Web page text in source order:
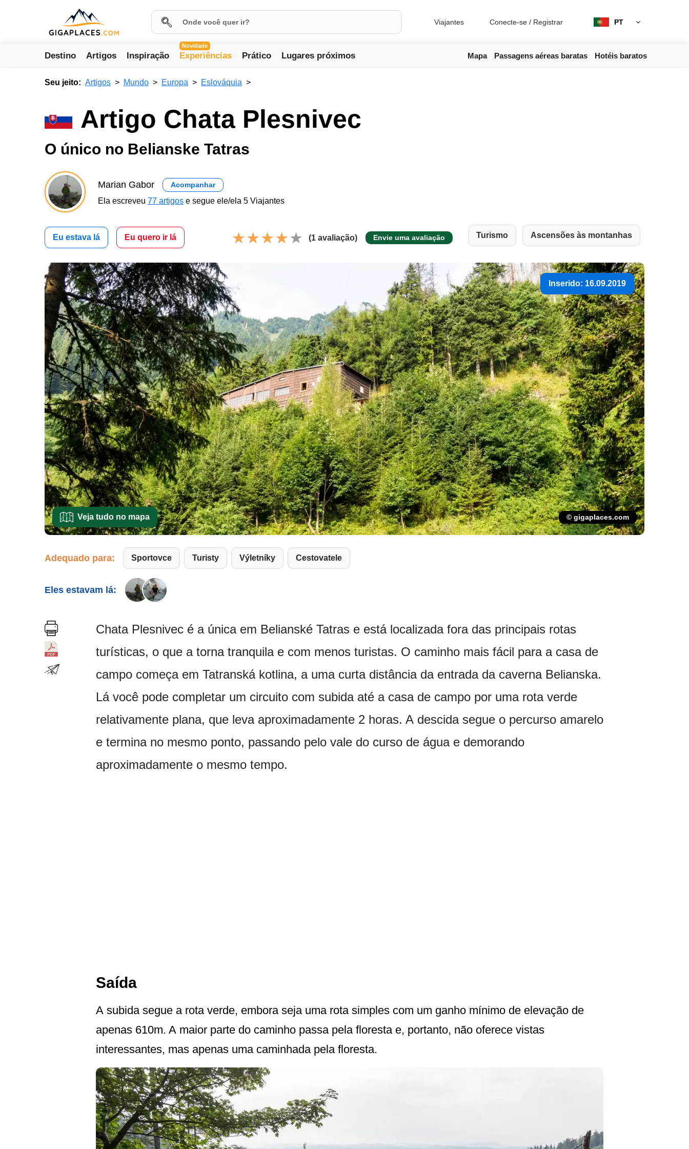
Viajantes Conecte-se / Registrar PT
Destino Artigos Inspiração
Novidade
Experiências Prático Lugares próximos Mapa Passagens aéreas baratas Hotéis baratos
Seu jeito: Artigos Mundo Europa Eslováquia
Artigo Chata Plesnivec
O único no Belianske Tatras
Marian Gabor Acompanhar
Ela escreveu 77 artigos e segue ele/ela 5 Viajantes
Eu estava lá Eu quero ir lá (1 avaliação) Envie uma avaliação Turismo Ascensões às montanhas
Inserido: 16.09.2019
Veja tudo no mapa © gigaplaces.com
Adequado para: Sportovce Turisty Výletníky Cestovatele
Eles estavam lá:
Chata Plesnivec é a única em Belianské Tatras e está localizada fora das principais rotas
turísticas, o que a torna tranquila e com menos turistas. O caminho mais fácil para a casa de
campo começa em Tatranská kotlina, a uma curta distância da entrada da caverna Belianska.
Lá você pode completar um circuito com subida até a casa de campo por uma rota verde
relativamente plana, que leva aproximadamente 2 horas. A descida segue o percurso amarelo
e termina no mesmo ponto, passando pelo vale do curso de água e demorando
aproximadamente o mesmo tempo.
Saída
A subida segue a rota verde, embora seja uma rota simples com um ganho mínimo de elevação de
apenas 610m. A maior parte do caminho passa pela floresta e, portanto, não oferece vistas
interessantes, mas apenas uma caminhada pela floresta.